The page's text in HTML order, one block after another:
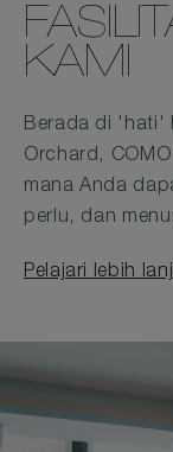
KAMI
Berada di 'hati'
Orchard,
mana Anda
perlu, dan
Pelajari lebih